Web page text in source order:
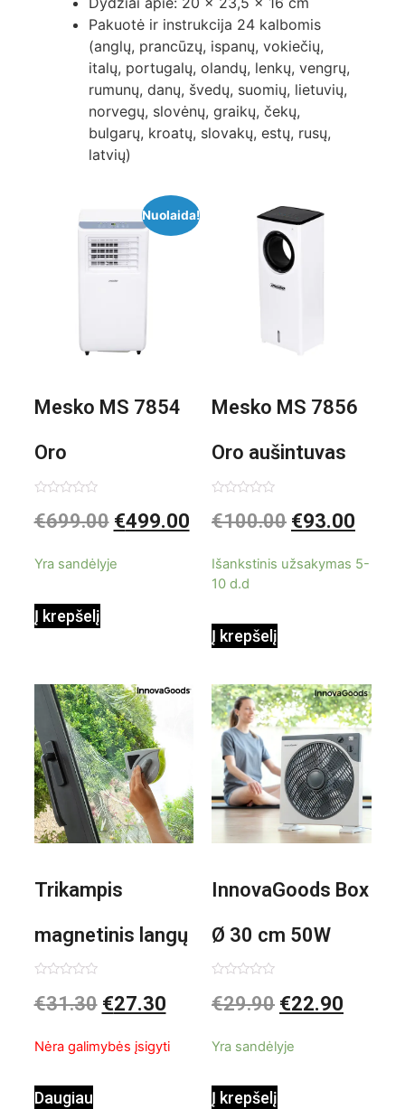
Pakuotė ir instrukcija 24 kalbomis
(anglų, prancūzų, ispanų, vokiečių,
italų, portugalų, olandų, lenkų, vengrų,
rumunų, danų, švedų, suomių, lietuvių,
norvegų, slovėnų, graikų, čekų,
bulgarų, kroatų, slovakų, estų, rusų,
latvių)
Nuolaida!
Mesko MS 7854
Oro
kondicionierius
0
iš
€699.00 €499.00
Yra sandėlyje
Į krepšelį
Mesko MS 7856
Oro aušintuvas
be ašmenų 3in1
0
iš
€100.00 €93.00
Išankstinis užsakymas 5-
10 d.d
Į krepšelį
Trikampis
magnetinis langų
valiklis Klinmag
0
iš
€31.30 €27.30
Nėra galimybės įsigyti
Daugiau
InnovaGoods Box
Ø 30 cm 50W
Baltai pilkas
0
iš
€29.90 €22.90
Yra sandėlyje
Į krepšelį